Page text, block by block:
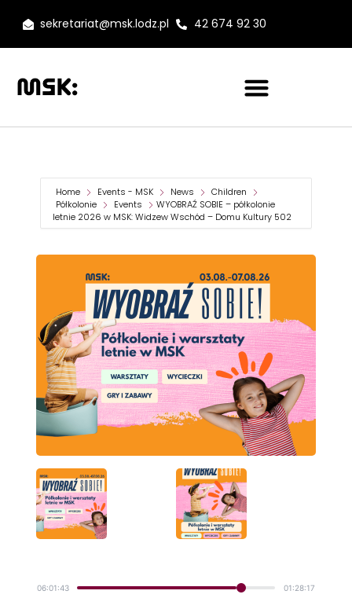
sekretariat@msk.lodz.pl 42 674 92 30
Home Events - MSK News
Children
Półkolonie
Events
WYOBRAŹ SOBIE – półkolonie
letnie 2026 w MSK: Widzew Wschód – Domu Kultury 502
06:01:44 01:28:16